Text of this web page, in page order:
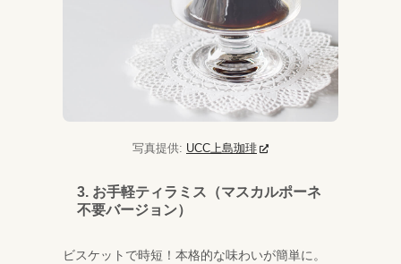
写真提供: UCC上島珈琲
3. お手軽ティラミス（マスカルポーネ
不要バージョン）
ビスケットで時短！本格的な味わいが簡単に。